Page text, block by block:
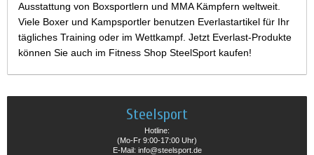
Ausstattung von Boxsportlern und MMA Kämpfern weltweit.
Viele Boxer und Kampsportler benutzen Everlastartikel für Ihr
tägliches Training oder im Wettkampf. Jetzt Everlast-Produkte
können Sie auch im Fitness Shop SteelSport kaufen!
Steelsport
Hotline:
(Mo-Fr 9:00-17:00 Uhr)
E-Mail: info@steelsport.de